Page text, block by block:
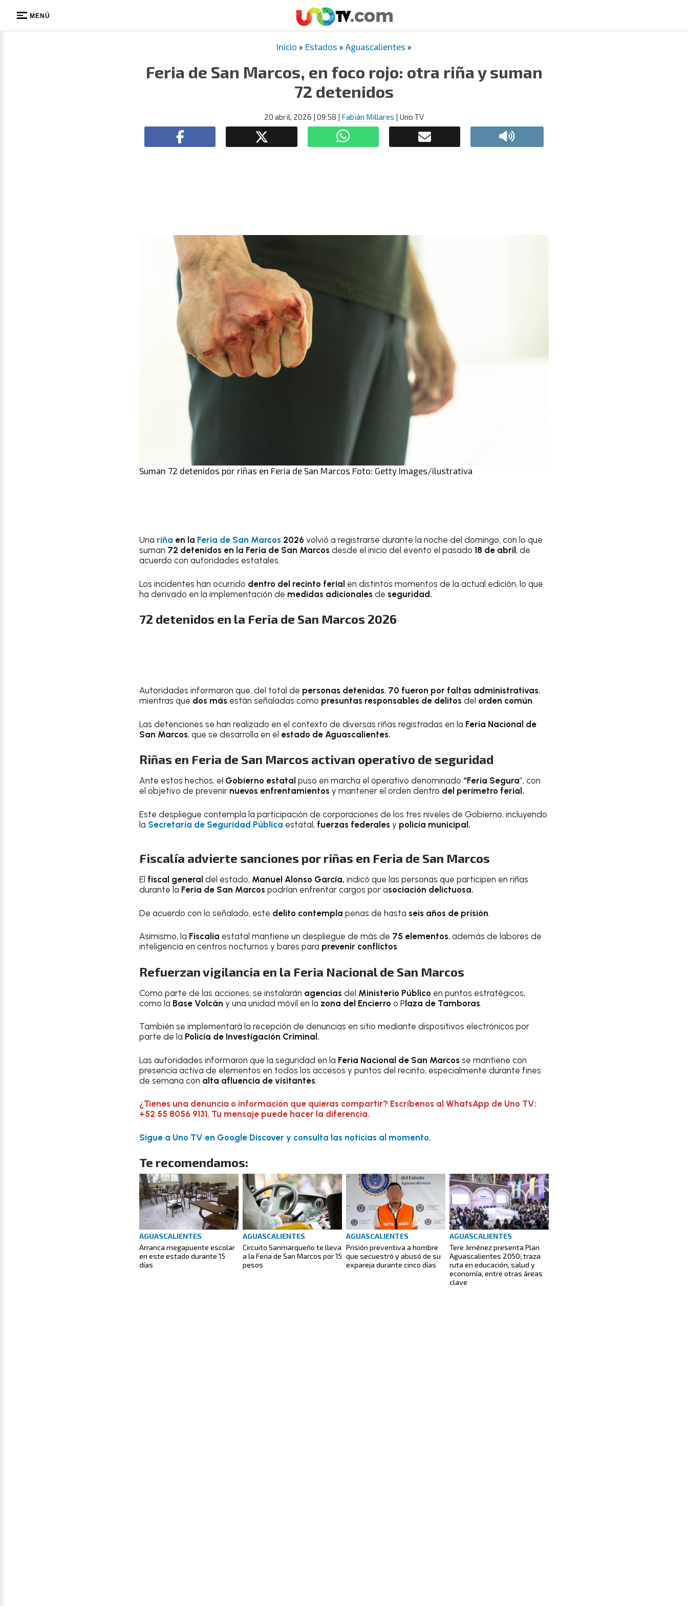
MENÚ
Inicio » Estados » Aguascalientes »
Feria de San Marcos, en foco rojo: otra riña y suman
72 detenidos
20 abril, 2026 | 09:58 | Fabián Millares | Uno TV
Suman 72 detenidos por riñas en Feria de San Marcos Foto: Getty Images/ilustrativa
Una riña en la Feria de San Marcos 2026 volvió a registrarse durante la noche del domingo, con lo que
suman 72 detenidos en la Feria de San Marcos desde el inicio del evento el pasado 18 de abril , de
acuerdo con autoridades estatales.
Los incidentes han ocurrido dentro del recinto ferial en distintos momentos de la actual edición, lo que
ha derivado en la implementación de medidas adicionales de seguridad.
72 detenidos en la Feria de San Marcos 2026
Autoridades informaron que, del total de personas detenidas, 70 fueron por faltas administrativas,
mientras que dos más están señaladas como presuntas responsables de delitos del orden común.
Las detenciones se han realizado en el contexto de diversas riñas registradas en la Feria Nacional de
San Marcos, que se desarrolla en el estado de Aguascalientes.
Riñas en Feria de San Marcos activan operativo de seguridad
Ante estos hechos, el Gobierno estatal puso en marcha el operativo denominado “Feria Segura”, con
el objetivo de prevenir nuevos enfrentamientos y mantener el orden dentro del perímetro ferial.
Este despliegue contempla la participación de corporaciones de los tres niveles de Gobierno, incluyendo
la Secretaría de Seguridad Pública estatal, fuerzas federales y policía municipal.
Fiscalía advierte sanciones por riñas en Feria de San Marcos
El fiscal general del estado, Manuel Alonso García, indicó que las personas que participen en riñas
durante la Feria de San Marcos podrían enfrentar cargos por asociación delictuosa.
De acuerdo con lo señalado, este delito contempla penas de hasta seis años de prisión.
Asimismo, la Fiscalía estatal mantiene un despliegue de más de 75 elementos, además de labores de
inteligencia en centros nocturnos y bares para prevenir conflictos.
Refuerzan vigilancia en la Feria Nacional de San Marcos
Como parte de las acciones, se instalarán agencias del Ministerio Público en puntos estratégicos,
como la Base Volcán y una unidad móvil en la zona del Encierro o Plaza de Tamboras.
También se implementará la recepción de denuncias en sitio mediante dispositivos electrónicos por
parte de la Policía de Investigación Criminal.
Las autoridades informaron que la seguridad en la Feria Nacional de San Marcos se mantiene con
presencia activa de elementos en todos los accesos y puntos del recinto, especialmente durante fines
de semana con alta afluencia de visitantes.
¿Tienes una denuncia o información que quieras compartir? Escríbenos al WhatsApp de Uno TV:
+52 55 8056 9131. Tu mensaje puede hacer la diferencia.
Sigue a Uno TV en Google Discover y consulta las noticias al momento.
Te recomendamos:
AGUASCALIENTES
Arranca megapuente escolar
en este estado durante 15
días
AGUASCALIENTES
Circuito Sanmarqueño te lleva
a la Feria de San Marcos por 15
pesos
AGUASCALIENTES
Prisión preventiva a hombre
que secuestró y abusó de su
expareja durante cinco días
AGUASCALIENTES
Tere Jiménez presenta Plan
Aguascalientes 2050; traza
ruta en educación, salud y
economía, entre otras áreas
clave